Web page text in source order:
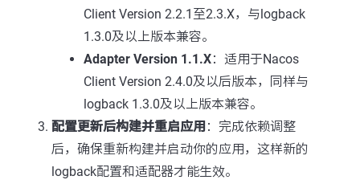
Client Version 2.2.1至2.3.X，与logback
1.3.0及以上版本兼容。
Adapter Version 1.1.X：适用于Nacos
Client Version 2.4.0及以后版本，同样与
logback 1.3.0及以上版本兼容。
配置更新后构建并重启应用 ：完成依赖调整
后，确保重新构建并启动你的应用，这样新的
logback配置和适配器才能生效。